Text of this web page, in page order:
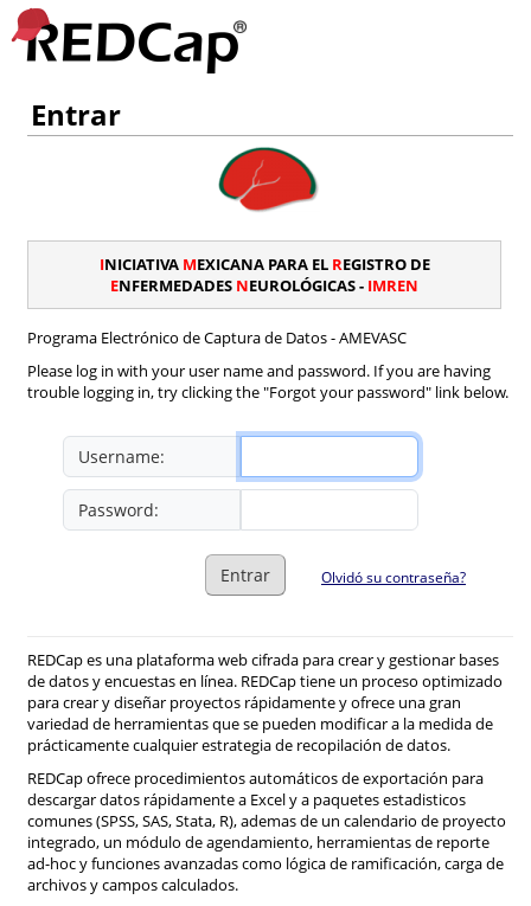
Entrar
INICIATIVA MEXICANA PARA EL REGISTRO DE
ENFERMEDADES NEUROLÓGICAS - IMREN
Programa Electrónico de Captura de Datos - AMEVASC
Please log in with your user name and password. If you are having
trouble logging in, try clicking the "Forgot your password" link below.
Username:
Password:
Entrar Olvidó su contraseña?
REDCap es una plataforma web cifrada para crear y gestionar bases
de datos y encuestas en línea. REDCap tiene un proceso optimizado
para crear y diseñar proyectos rápidamente y ofrece una gran
variedad de herramientas que se pueden modificar a la medida de
prácticamente cualquier estrategia de recopilación de datos.
REDCap ofrece procedimientos automáticos de exportación para
descargar datos rápidamente a Excel y a paquetes estadisticos
comunes (SPSS, SAS, Stata, R), ademas de un calendario de proyecto
integrado, un módulo de agendamiento, herramientas de reporte
ad-hoc y funciones avanzadas como lógica de ramificación, carga de
archivos y campos calculados.